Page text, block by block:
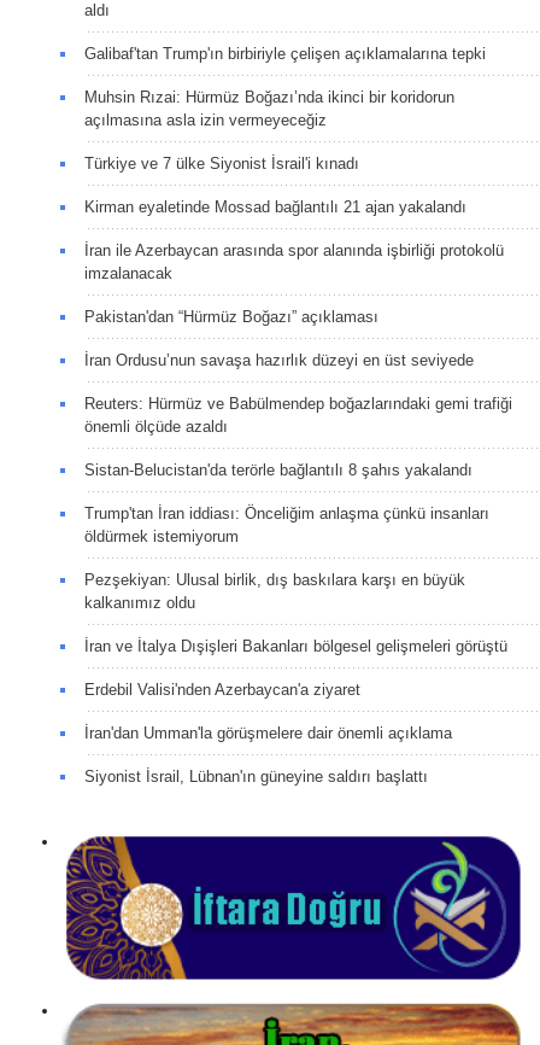
aldı
Galibaf'tan Trump'ın birbiriyle çelişen açıklamalarına tepki
Muhsin Rızai: Hürmüz Boğazı’nda ikinci bir koridorun
açılmasına asla izin vermeyeceğiz
Türkiye ve 7 ülke Siyonist İsrail'i kınadı
Kirman eyaletinde Mossad bağlantılı 21 ajan yakalandı
İran ile Azerbaycan arasında spor alanında işbirliği protokolü
imzalanacak
Pakistan'dan “Hürmüz Boğazı” açıklaması
İran Ordusu’nun savaşa hazırlık düzeyi en üst seviyede
Reuters: Hürmüz ve Babülmendep boğazlarındaki gemi trafiği
önemli ölçüde azaldı
Sistan-Belucistan'da terörle bağlantılı 8 şahıs yakalandı
Trump'tan İran iddiası: Önceliğim anlaşma çünkü insanları
öldürmek istemiyorum
Pezşekiyan: Ulusal birlik, dış baskılara karşı en büyük
kalkanımız oldu
İran ve İtalya Dışişleri Bakanları bölgesel gelişmeleri görüştü
Erdebil Valisi'nden Azerbaycan'a ziyaret
İran'dan Umman'la görüşmelere dair önemli açıklama
Siyonist İsrail, Lübnan'ın güneyine saldırı başlattı